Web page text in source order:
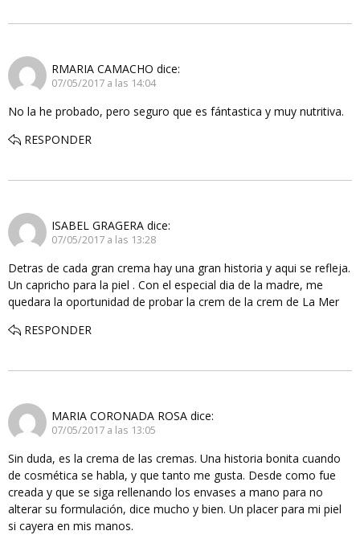
RMARIA CAMACHO dice:
07/05/2017 a las 14:04
No la he probado, pero seguro que es fántastica y muy nutritiva.
RESPONDER
ISABEL GRAGERA dice:
07/05/2017 a las 13:28
Detras de cada gran crema hay una gran historia y aqui se refleja.
Un capricho para la piel . Con el especial dia de la madre, me
quedara la oportunidad de probar la crem de la crem de La Mer
RESPONDER
MARIA CORONADA ROSA dice:
07/05/2017 a las 13:05
Sin duda, es la crema de las cremas. Una historia bonita cuando
de cosmética se habla, y que tanto me gusta. Desde como fue
creada y que se siga rellenando los envases a mano para no
alterar su formulación, dice mucho y bien. Un placer para mi piel
si cayera en mis manos.